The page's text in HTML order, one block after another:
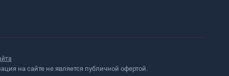
на сайте не является публичной офертой.